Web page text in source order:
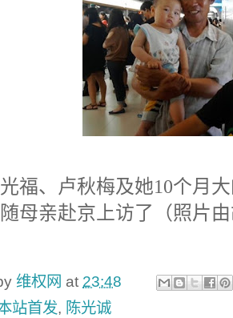
福、卢秋梅及她10个月
母亲赴京上访了（照片
维权网 at 23:48
站首发, 陈光诚